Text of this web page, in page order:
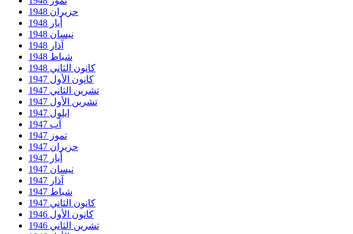
حزيران 1948
أيار 1948
نيسان 1948
آذار 1948
شباط 1948
كانون الثاني 1948
كانون الأول 1947
تشرين الثاني 1947
تشرين الأول 1947
ايلول 1947
آب 1947
تموز 1947
حزيران 1947
أيار 1947
نيسان 1947
آذار 1947
شباط 1947
كانون الثاني 1947
كانون الأول 1946
تشرين الثاني 1946